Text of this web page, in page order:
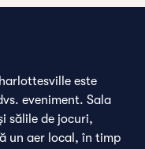
este
eveniment. Sala
sălile de jocuri,
un aer local, în timp